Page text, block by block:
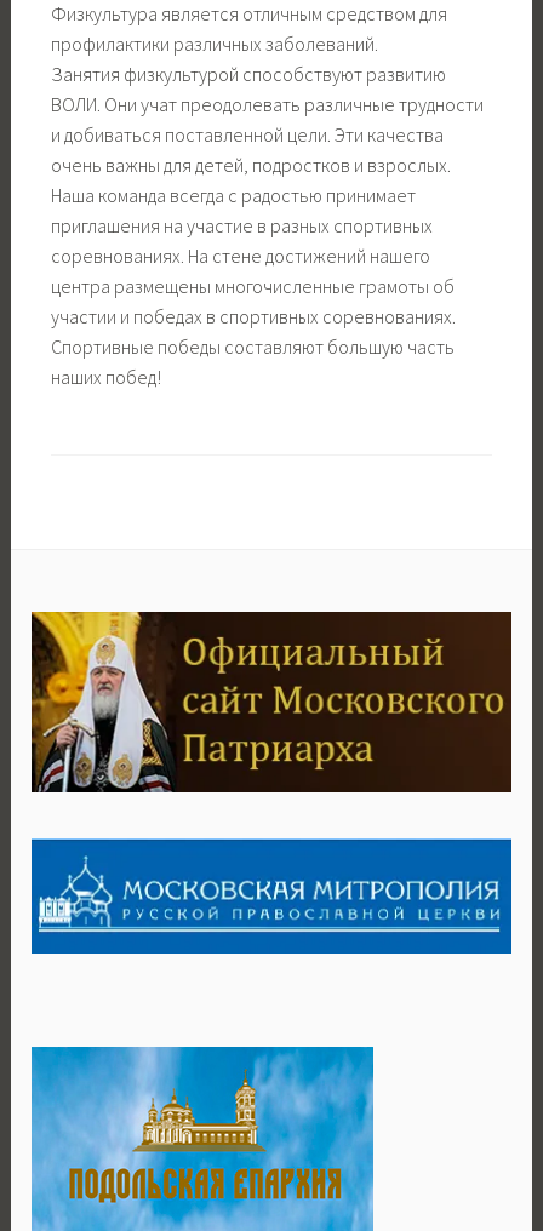
Физкультура является отличным средством для
профилактики различных заболеваний.
Занятия физкультурой способствуют развитию
ВОЛИ. Они учат преодолевать различные трудности
и добиваться поставленной цели. Эти качества
очень важны для детей, подростков и взрослых.
Наша команда всегда с радостью принимает
приглашения на участие в разных спортивных
соревнованиях. На стене достижений нашего
центра размещены многочисленные грамоты об
участии и победах в спортивных соревнованиях.
Спортивные победы составляют большую часть
наших побед!